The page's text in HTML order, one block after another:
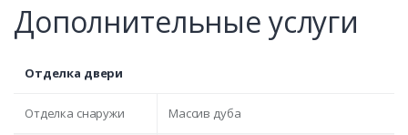
Дополнительные услуги
Отделка двери
Отделка снаружи Массив дуба